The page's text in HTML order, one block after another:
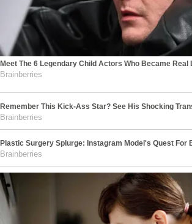
Meet The 6 Legendary Child Actors Who Became Real
Brainberries
Remember This Kick-Ass Star? See His Shocking
Brainberries
Plastic Surgery Splurge: Instagram Model's Quest For
Brainberries